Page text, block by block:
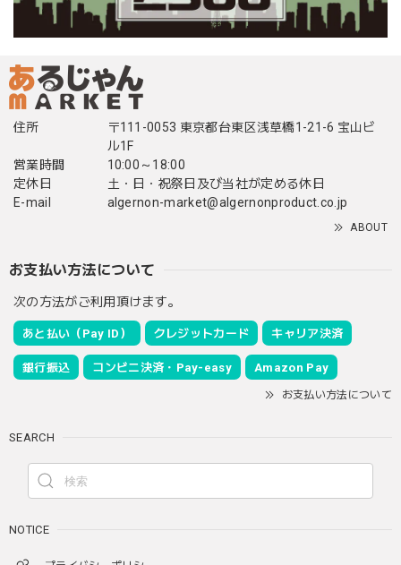
住所
〒111-0053 東京都台東区浅草橋1-21-6 宝山ビ
ル1F
営業時間
10:00～18:00
定休日
土・日・祝祭日及び当社が定める休日
E-mail
algernon-market@algernonproduct.co.jp
ABOUT
お支払い方法について
次の方法がご利用頂けます。
あと払い（Pay ID） クレジットカード キャリア決済
銀行振込 コンビニ決済・Pay-easy Amazon Pay
お支払い方法について
SEARCH
NOTICE